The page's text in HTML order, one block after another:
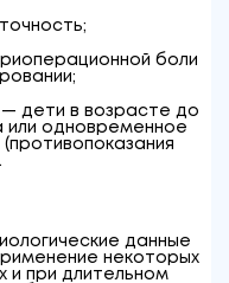
боли
дети в возрасте до
или одновременное
данные
некоторых
и при длительном